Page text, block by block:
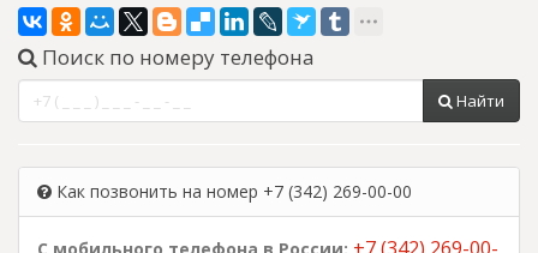
Поиск по номеру телефона
Найти
Как позвонить на номер +7 (342) 269-00-00